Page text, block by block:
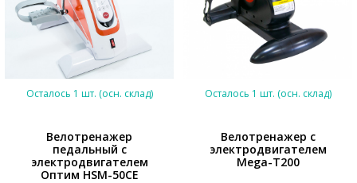
*}
Осталось 1 шт. (осн. склад)
Велотренажер
педальный с
электродвигателем
Оптим HSM-50CE
*}
Осталось 1 шт. (осн. склад)
Велотренажер с
электродвигателем
Mega-T200